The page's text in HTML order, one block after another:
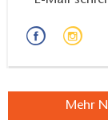
Mehr